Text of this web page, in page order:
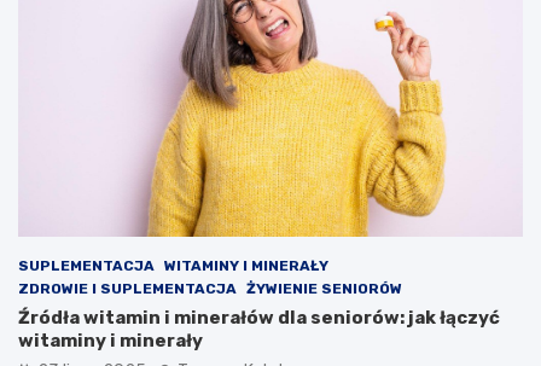
SUPLEMENTACJA
WITAMINY I MINERAŁY
ZDROWIE I SUPLEMENTACJA
ŻYWIENIE SENIORÓW
Źródła witamin i minerałów dla seniorów: jak łączyć
witaminy i minerały